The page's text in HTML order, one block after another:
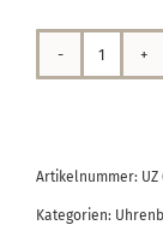
Artikelnummer: UZ
Kategorien: